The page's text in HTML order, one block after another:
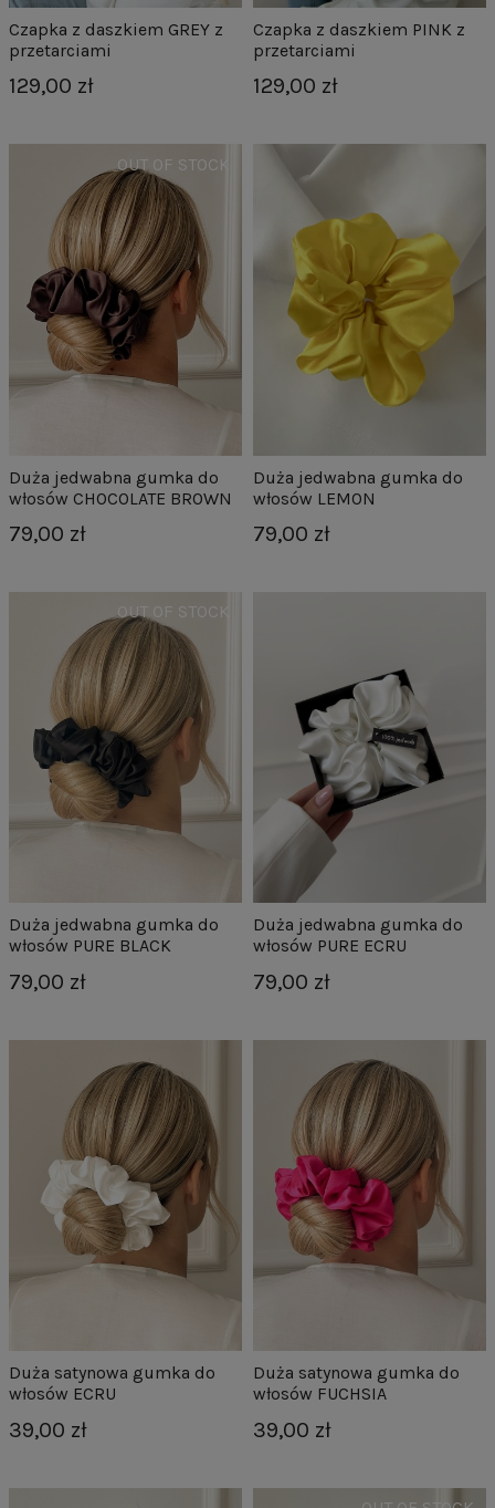
Czapka z daszkiem GREY z
przetarciami
129,00 zł
Czapka z daszkiem PINK z
przetarciami
129,00 zł
Duża jedwabna gumka do
włosów CHOCOLATE BROWN
79,00 zł
Duża jedwabna gumka do
włosów LEMON
79,00 zł
Duża jedwabna gumka do
włosów PURE BLACK
79,00 zł
Duża jedwabna gumka do
włosów PURE ECRU
79,00 zł
Duża satynowa gumka do
włosów ECRU
39,00 zł
Duża satynowa gumka do
włosów FUCHSIA
39,00 zł